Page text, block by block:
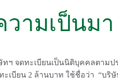
ามเป็นมา
ทฯ จดทะเบียนเป็นนิติบุคคลตาม
เบียน 2 ล้านบาท ใช้ชื่อว่า “บริ